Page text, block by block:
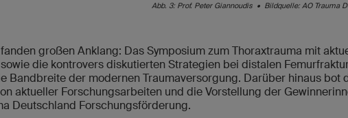
Abb. 3: Prof. Peter Giannoudis • Bildquelle: AO Trauma
großen Anklang: Das Symposium zum Thoraxtrauma mit
die kontrovers diskutierten Strategien bei distalen
Bandbreite der modernen Traumaversorgung. Darüber hinaus bot
aktueller Forschungsarbeiten und die Vorstellung der
Deutschland Forschungsförderung.